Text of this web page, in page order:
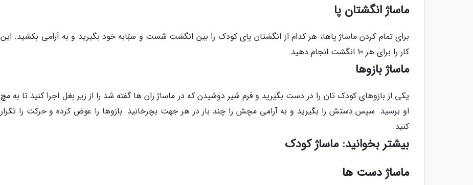
ماساژ انگشتان پا
برای تمام کردن ماساژ پاها، هر کدام از انگشتان پای کودک را بین انگشت شست و سبّابه خود بگیرید و به آرامی بکشید. این
کار را برای هر 10 انگشت انجام دهید.
ماساژ بازوها
یکی از بازوهای کودک تان را در دست بگیرید و فرم شیر دوشیدن که در ماساژ ران ها گفته شد را از زیر بغل اجرا کنید تا به مچ
او برسید. سپس دستش را بگیرید و به آرامی مچش را چند بار در هر جهت بچرخانید. بازوها را عوض کرده و حرکت را تکرار
کنید.
بیشتر بخوانید: ماساژ کودک
ماساژ دست ها